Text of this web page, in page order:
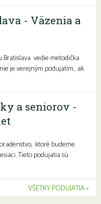
- Väzenia a
vedie metodička
je verejným podujatím, ak
a seniorov -
ktoré budeme
Tieto podujatia sú
VŠETKY PODUJATIA